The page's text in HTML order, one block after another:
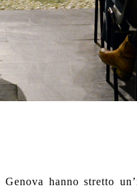
hanno stretto